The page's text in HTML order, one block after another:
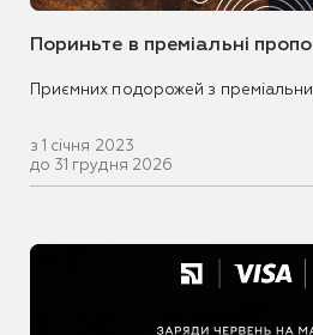
Пориньте в преміальні
Приємних подорожей з
з 1 січня 2023
до 31 грудня 2026